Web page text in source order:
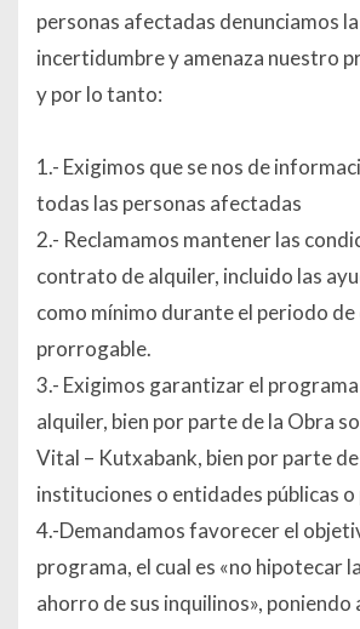
personas afectadas denunciamos
incertidumbre y amenaza nuestro
y por lo tanto:
1.- Exigimos que se nos de
todas las personas afectadas
2.- Reclamamos mantener las
contrato de alquiler, incluido las
como mínimo durante el periodo
prorrogable.
3.- Exigimos garantizar el
alquiler, bien por parte de la Obra
Vital – Kutxabank, bien por parte
instituciones o entidades públicas
4.-Demandamos favorecer el
programa, el cual es «no hipotecar
ahorro de sus inquilinos», poniendo